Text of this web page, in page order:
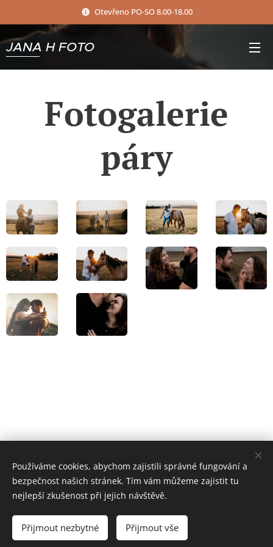
Otevřeno PO-SO 8.00-18.00
JANA H FOTO
Fotogalerie
páry
Používáme cookies, abychom zajistili správné fungování a
bezpečnost našich stránek. Tím vám můžeme zajistit tu
nejlepší zkušenost při jejich návštěvě.
Přijmout nezbytné Přijmout vše